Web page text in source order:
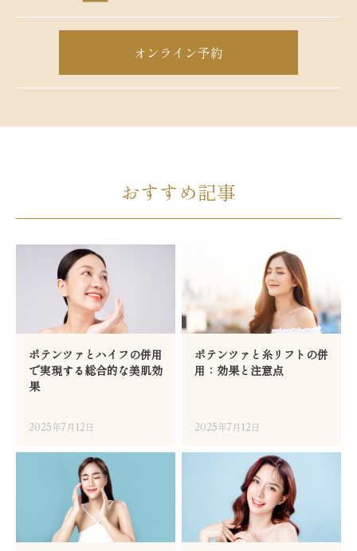
オンライン予約
おすすめ記事
ポテンツァとハイフの併用
で実現する総合的な美肌効
果
2025年7月12日
ポテンツァと糸リフトの併
用：効果と注意点
2025年7月12日